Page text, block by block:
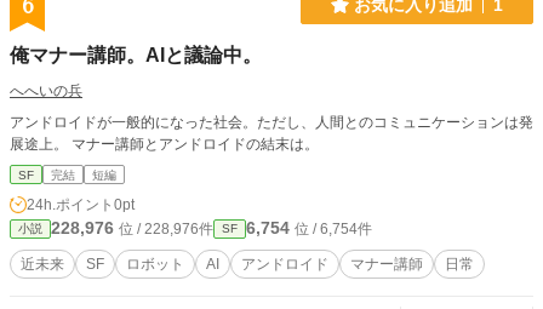
6 お気に入り追加 1
俺マナー講師。AIと議論中。
へへいの兵
アンドロイドが一般的になった社会。ただし、人間とのコミュニケーションは発
展途上。 マナー講師とアンドロイドの結末は。
SF 完結 短編
24h.ポイント 0pt
小説 228,976 位 / 228,976件 SF 6,754 位 / 6,754件
近未来 SF ロボット AI アンドロイド マナー講師 日常